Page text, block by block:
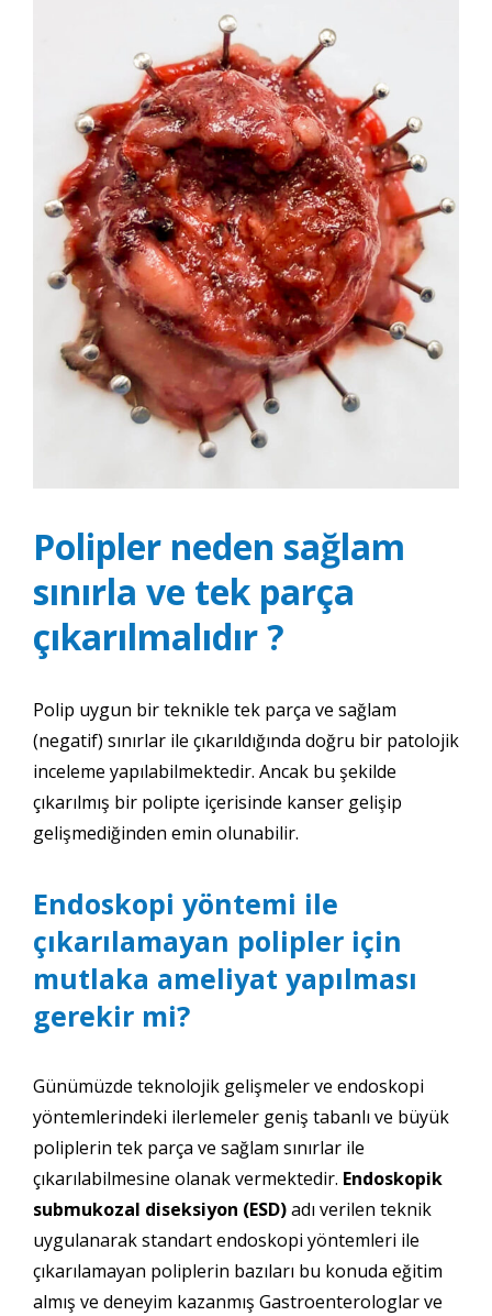
Polipler neden sağlam
sınırla ve tek parça
çıkarılmalıdır ?
Polip uygun bir teknikle tek parça ve sağlam
(negatif) sınırlar ile çıkarıldığında doğru bir patolojik
inceleme yapılabilmektedir. Ancak bu şekilde
çıkarılmış bir polipte içerisinde kanser gelişip
gelişmediğinden emin olunabilir.
Endoskopi yöntemi ile
çıkarılamayan polipler için
mutlaka ameliyat yapılması
gerekir mi?
Günümüzde teknolojik gelişmeler ve endoskopi
yöntemlerindeki ilerlemeler geniş tabanlı ve büyük
poliplerin tek parça ve sağlam sınırlar ile
çıkarılabilmesine olanak vermektedir. Endoskopik
submukozal diseksiyon (ESD)adı verilen teknik
uygulanarak standart endoskopi yöntemleri ile
çıkarılamayan poliplerin bazıları bu konuda eğitim
almış ve deneyim kazanmış Gastroenterologlar ve